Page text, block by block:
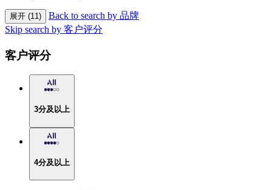
展开 (11)
Back to search by 品牌
Skip search by 客户评分
客户评分
3分及以上
4分及以上